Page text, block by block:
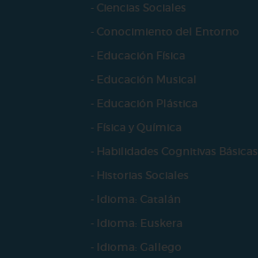
- Ciencias Sociales
- Conocimiento del Entorno
- Educación Física
- Educación Musical
- Educación Plástica
- Física y Química
- Habilidades Cognitivas Básicas
- Historias Sociales
- Idioma: Catalán
- Idioma: Euskera
- Idioma: Gallego